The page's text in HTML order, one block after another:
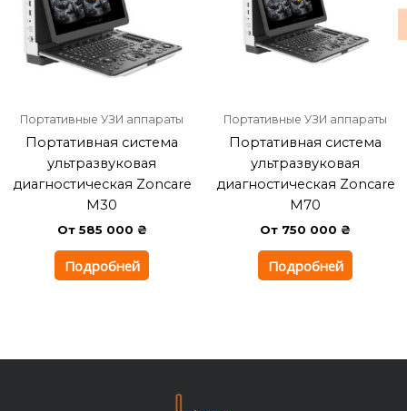
Портативные УЗИ аппараты
Портативная система
ультразвуковая
диагностическая Zoncare
M30
От 585 000 ₴
Подробней
Портативные УЗИ аппараты
Портативная система
ультразвуковая
диагностическая Zoncare
М70
От 750 000 ₴
Подробней